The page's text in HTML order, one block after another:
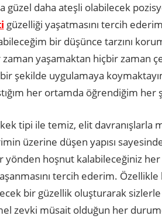
güzel daha ateşli olabilecek
güzelliği yaşatmasını tercih
bir düşünce tarzını
zaman yaşamaktan hiçbir zaman
şekilde uygulamaya
her ortamda öğrendiğim
tipi ile temiz, elit
üzerine düşen yapısı
yönden hoşnut kalabileceğiniz
tercih ederim. Özellikle
bir güzellik oluşturarak
zevki müsait olduğun her